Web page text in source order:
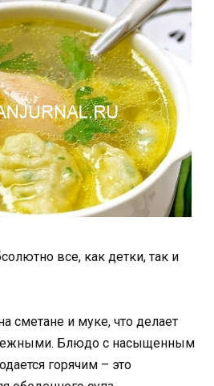
все, как детки, так и
сметане и муке, что делает
Блюдо с насыщенным
горячим – это